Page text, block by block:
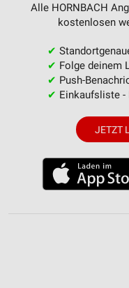
Alle HORNBACH
kostenlosen
✔
✔ Folge deinem
✔ Push-
✔ Einkaufsliste -
JETZT